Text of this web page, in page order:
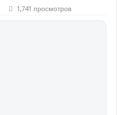
1,741 просмотров